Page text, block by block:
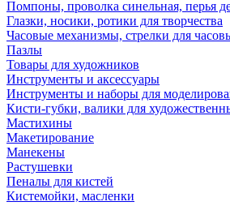
Помпоны, проволка синельная, перья
Глазки, носики, ротики для творчества
Часовые механизмы, стрелки для
Пазлы
Товары для художников
Инструменты и аксессуары
Инструменты и наборы для
Кисти-губки, валики для
Мастихины
Макетирование
Манекены
Растушевки
Пеналы для кистей
Кистемойки, масленки